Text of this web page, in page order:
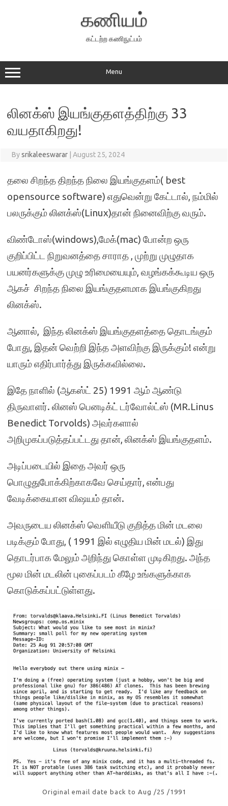
கணியம்
கட்டற்ற கணிநுட்பம்
Menu
லினக்ஸ் இயங்குதளத்திற்கு 33
வயதாகிறது!
Bysrikaleeswarar August 25, 2024
தலை சிறந்த திறந்த நிலை இயங்குதளம்( best
opensource software) எதுவென்று கேட்டால், நம்மில்
பலருக்கும் லினக்ஸ்(Linux)தான் நினைவிற்கு வரும்.
விண்டோஸ்(windows),மேக்(mac) போன்ற ஒரு
குறிப்பிட்ட நிறுவனத்தை சாராத , முற்று முழுதாக
பயனர்களுக்கு முழு உரிமையையும், வழங்கக்கூடிய ஒரு
ஆகச் சிறந்த நிலை இயங்குதளமாக இயங்குகிறது
லினக்ஸ்.
ஆனால், இந்த லினக்ஸ் இயங்குதளத்தை தொடங்கும்
போது, இதன் வெற்றி இந்த அளவிற்கு இருக்கும்! என்று
யாரும் எதிர்பார்த்து இருக்கவில்லை.
இதே நாளில் (ஆகஸ்ட் 25) 1991 ஆம் ஆண்டு
திருவாளர். லினஸ் பெனடிக்ட் டர்வோல்ட்ஸ் (MR.Linus
Benedict Torvolds) அவர்களால்
அறிமுகப்படுத்தப்பட்டது தான், லினக்ஸ் இயங்குதளம்.
அடிப்படையில் இதை அவர் ஒரு
பொழுதுபோக்கிற்காகவே செய்தார், என்பது
வேடிக்கையான விஷயம் தான்.
அவருடைய லினக்ஸ் வெளியீடு குறித்த மின் மடலை
படிக்கும் போது, ( 1991 இல் எழுதிய மின் மடல்) இது
தொடர்பாக மேலும் அறிந்து கொள்ள முடிகிறது. அந்த
மூல மின் மடலின் புகைப்படம் கீழே உங்களுக்காக
கொடுக்கப்பட்டுள்ளது.
Original email date back to Aug /25 /1991